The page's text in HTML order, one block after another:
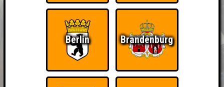
Berlin Brandenburg